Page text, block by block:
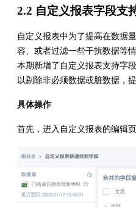
2.2 自定义报表字段支
自定义报表中为了提高在数据
容、或者过滤一些干扰数据等
本期新增了自定义报表支持字
以剔除非必须数据或脏数据，
具体操作
首先，进入自定义报表的编辑